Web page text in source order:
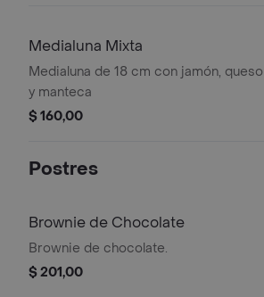
Medialuna Mixta
Medialuna de 18 cm con jamón, queso
y manteca
$ 160,00
Postres
Brownie de Chocolate
Brownie de chocolate.
$ 201,00